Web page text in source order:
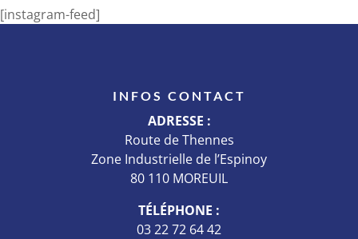
[instagram-feed]
INFOS CONTACT
ADRESSE :
Route de Thennes
Zone Industrielle de l’Espinoy
80 110 MOREUIL
TÉLÉPHONE :
03 22 72 64 42